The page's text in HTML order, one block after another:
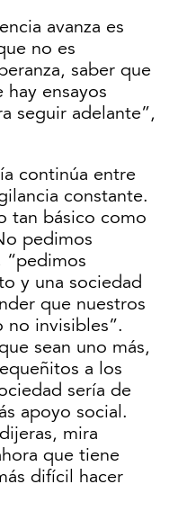
avanza es
no es
saber que
ensayos
seguir adelante”,
continúa entre
constante.
tan básico como
pedimos
“pedimos
y una sociedad
que nuestros
no invisibles”.
sean uno más,
a los
sería de
apoyo social.
mira
que tiene
difícil hacer